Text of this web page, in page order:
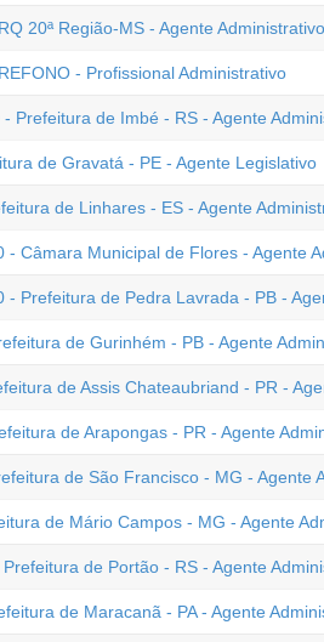
20ª Região-MS - Agente Administrativo
- Profissional Administrativo
- Prefeitura de Imbé - RS - Agente
de Gravatá - PE - Agente Legislativo
de Linhares - ES - Agente
- Câmara Municipal de Flores - Agente
- Prefeitura de Pedra Lavrada - PB -
de Gurinhém - PB - Agente
de Assis Chateaubriand - PR -
de Arapongas - PR - Agente
de São Francisco - MG - Agente
de Mário Campos - MG - Agente
de Portão - RS - Agente
de Maracanã - PA - Agente